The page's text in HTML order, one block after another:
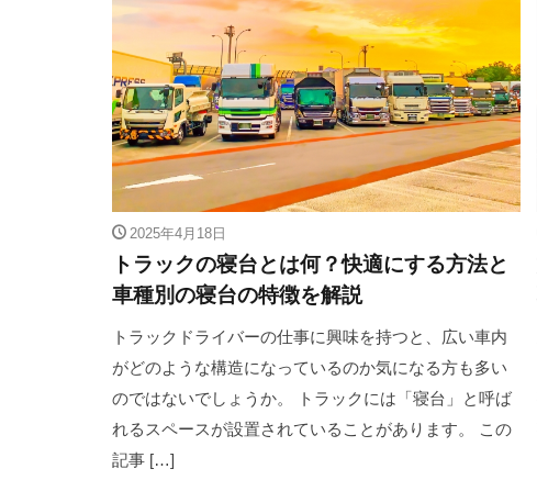
2025年4月18日
トラックの寝台とは何？快適にする方法と
車種別の寝台の特徴を解説
トラックドライバーの仕事に興味を持つと、広い車内
がどのような構造になっているのか気になる方も多い
のではないでしょうか。 トラックには「寝台」と呼ば
れるスペースが設置されていることがあります。 この
記事 […]